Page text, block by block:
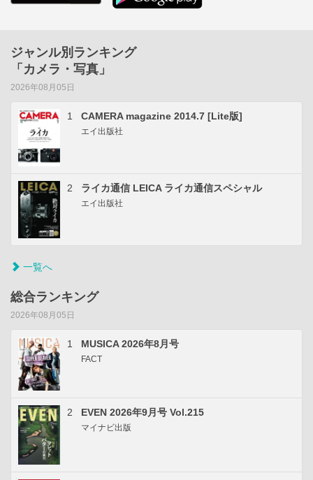
ジャンル別ランキング
「カメラ・写真」
2026年08月05日
1 CAMERA magazine 2014.7 [Lite版]
エイ出版社
2 ライカ通信 LEICA ライカ通信スペシャル
エイ出版社
一覧へ
総合ランキング
2026年08月05日
1 MUSICA 2026年8月号
FACT
2 EVEN 2026年9月号 Vol.215
マイナビ出版